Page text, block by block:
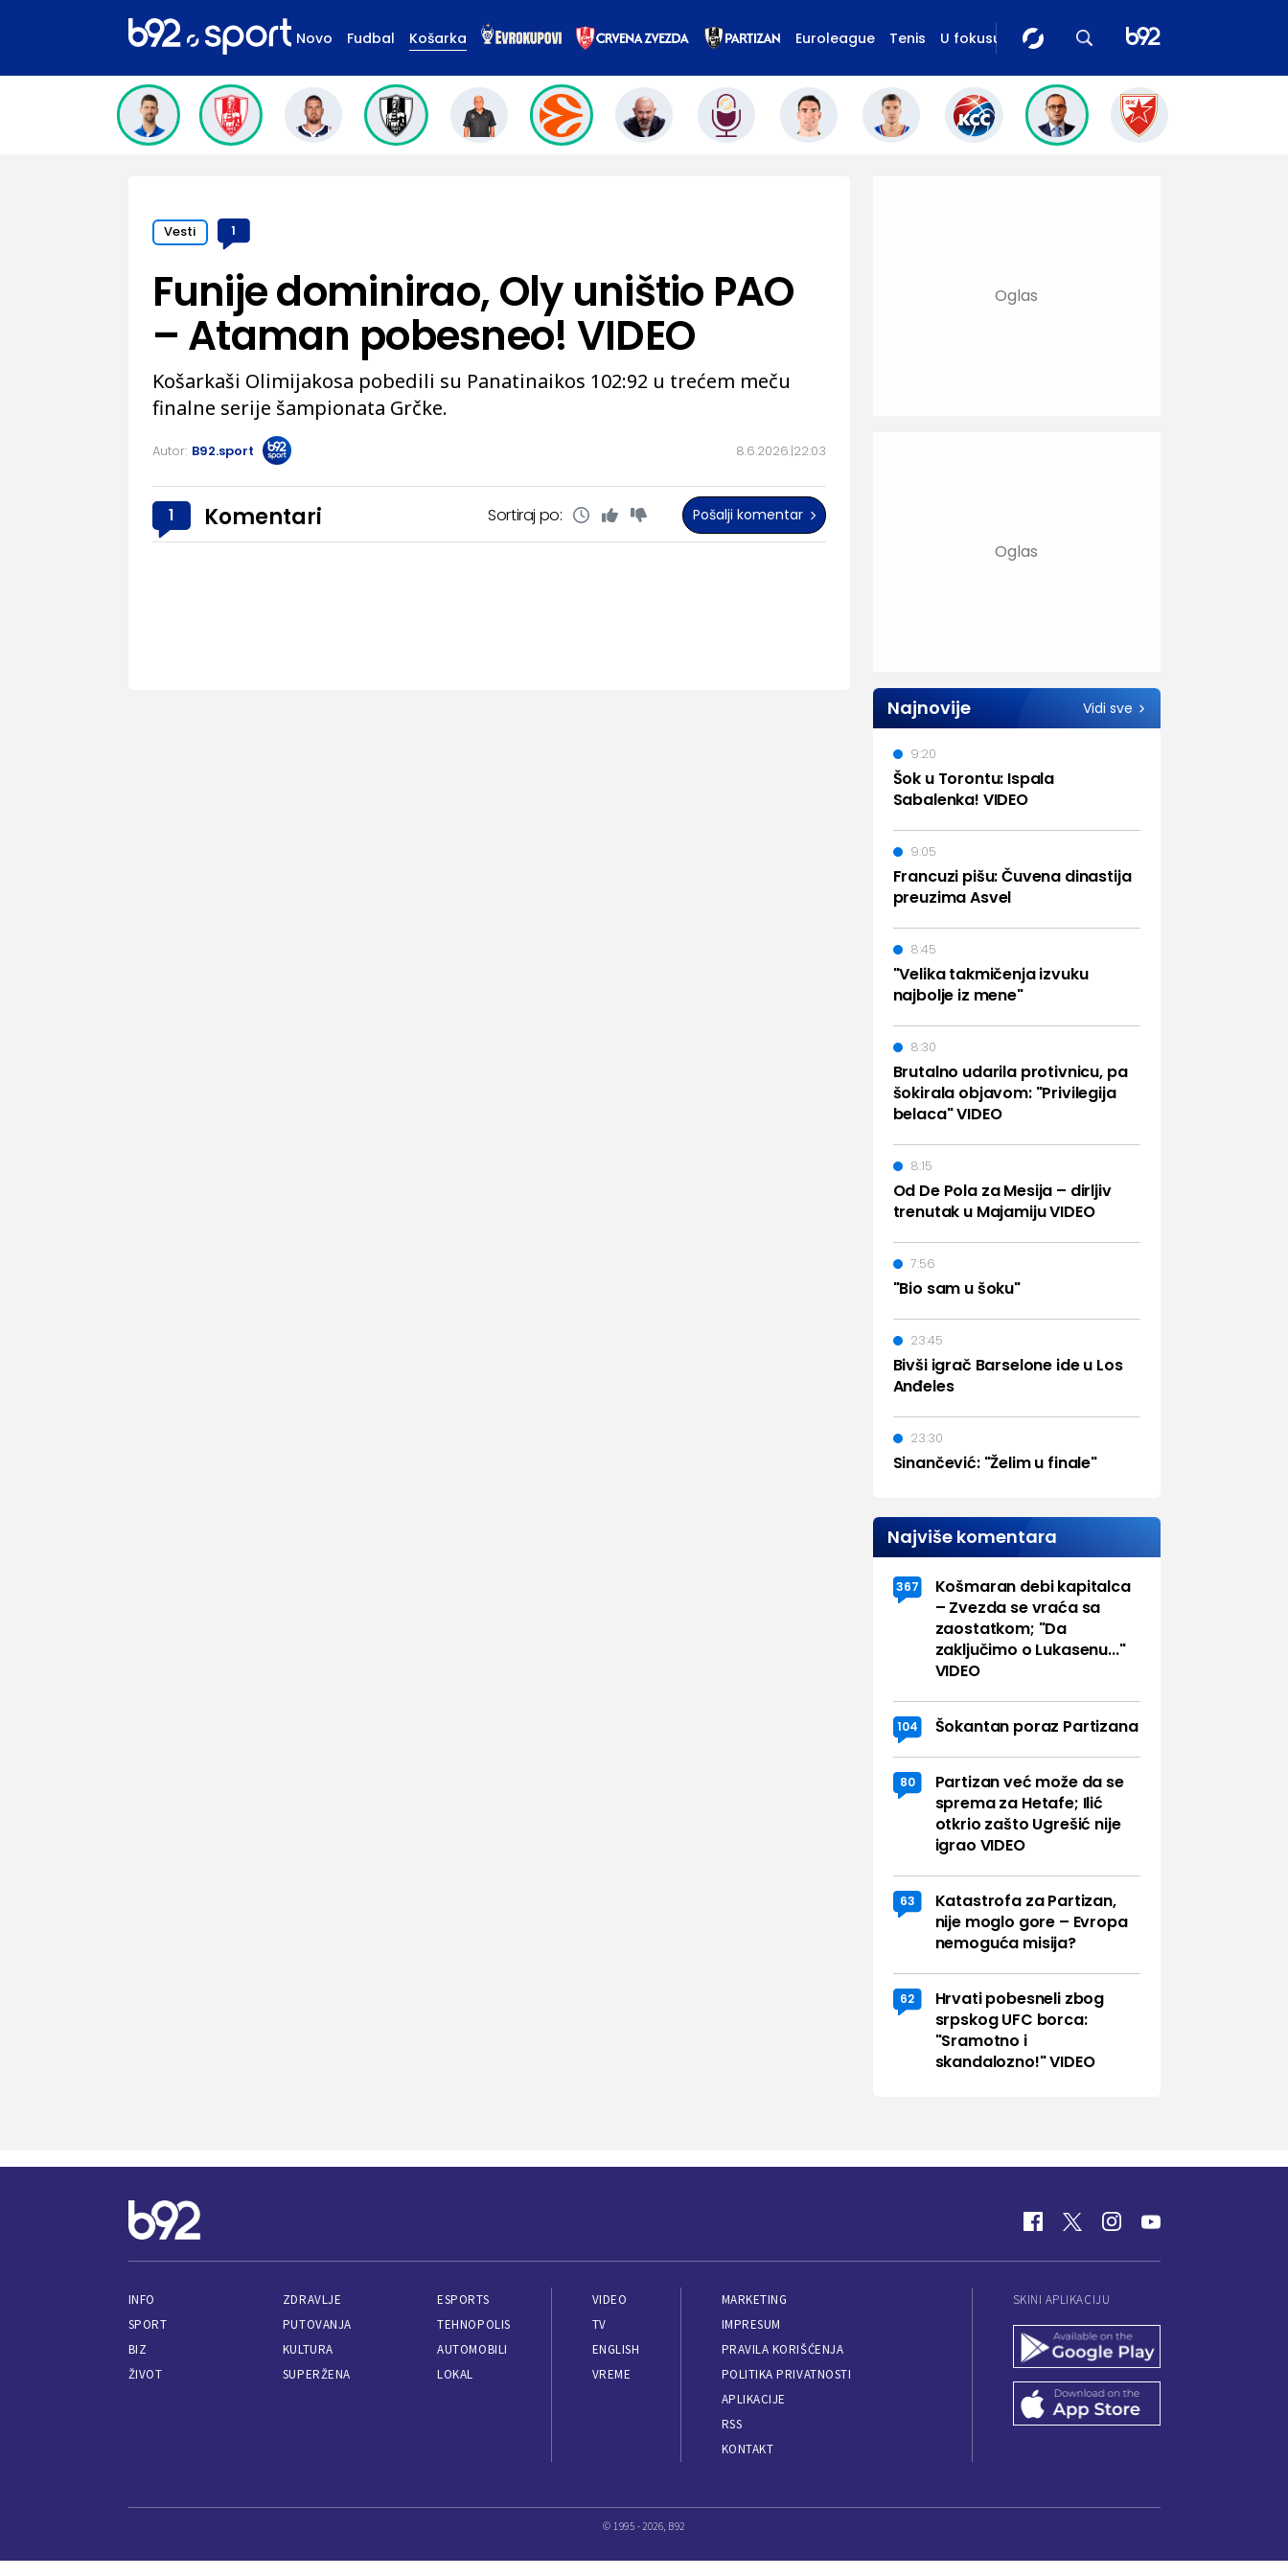
Novo Fudbal Košarka Euroleague Tenis U fokusu
Vesti 1
8.6.2026. 22:03
Funije dominirao, Oly uništio PAO
– Ataman pobesneo! VIDEO
Košarkaši Olimijakosa pobedili su Panatinaikos 102:92 u trećem meču
finalne serije šampionata Grčke.
Autor: B92.sport
1 Komentari Sortiraj po: Pošalji komentar
Najnovije Vidi sve
Šok u Torontu: Ispala
Sabalenka! VIDEO
9:20
Francuzi pišu: Čuvena dinastija
preuzima Asvel
9:05
"Velika takmičenja izvuku
najbolje iz mene"
8:45
Brutalno udarila protivnicu, pa
šokirala objavom: "Privilegija
belaca" VIDEO
8:30
Od De Pola za Mesija – dirljiv
trenutak u Majamiju VIDEO
8:15
"Bio sam u šoku"
7:56
Bivši igrač Barselone ide u Los
Anđeles
23:45
Sinančević: "Želim u finale"
23:30
Najviše komentara
367
Košmaran debi kapitalca
– Zvezda se vraća sa
zaostatkom; "Da
zaključimo o Lukasenu..."
VIDEO
104 Šokantan poraz Partizana
80
Partizan već može da se
sprema za Hetafe; Ilić
otkrio zašto Ugrešić nije
igrao VIDEO
63
Katastrofa za Partizan,
nije moglo gore – Evropa
nemoguća misija?
62
Hrvati pobesneli zbog
srpskog UFC borca:
"Sramotno i
skandalozno!" VIDEO
INFO
SPORT
BIZ
ŽIVOT
ZDRAVLJE
PUTOVANJA
KULTURA
SUPERŽENA
ESPORTS
TEHNOPOLIS
AUTOMOBILI
LOKAL
VIDEO
TV
ENGLISH
VREME
MARKETING
IMPRESUM
PRAVILA KORIŠĆENJA
POLITIKA PRIVATNOSTI
APLIKACIJE
RSS
KONTAKT
SKINI APLIKACIJU
© 1995 - 2026, B92